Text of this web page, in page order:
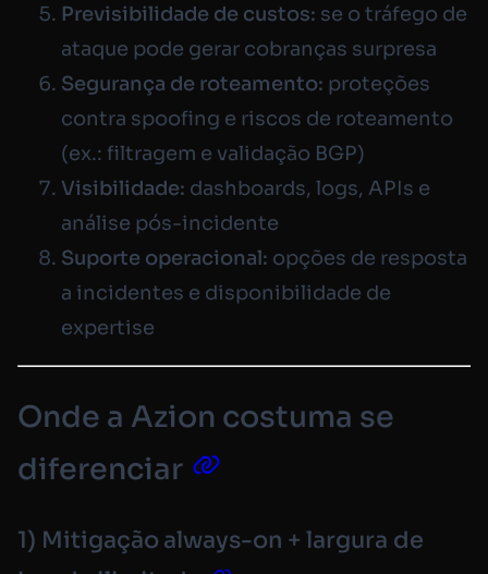
Previsibilidade de custos: se o tráfego de
ataque pode gerar cobranças surpresa
Segurança de roteamento: proteções
contra spoofing e riscos de roteamento
(ex.: filtragem e validação BGP)
Visibilidade: dashboards, logs, APIs e
análise pós-incidente
Suporte operacional: opções de resposta
a incidentes e disponibilidade de
expertise
Onde a Azion costuma se
diferenciar
1) Mitigação always-on + largura de